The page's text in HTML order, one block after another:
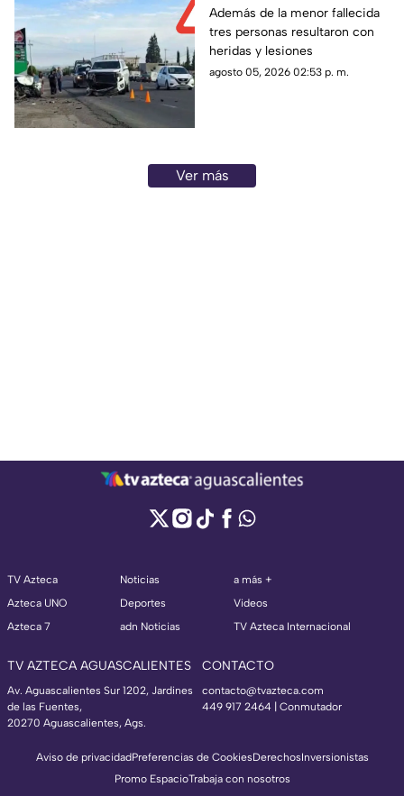
menor sin vida en
Juan Aldama
Además de la menor fallecida
tres personas resultaron con
heridas y lesiones
agosto 05, 2026 02:53 p. m.
Ver más
TV Azteca
Azteca UNO
Azteca 7
Noticias
Deportes
adn Noticias
a más +
Videos
TV Azteca Internacional
TV AZTECA AGUASCALIENTES
Av. Aguascalientes Sur 1202, Jardines
de las Fuentes,
20270 Aguascalientes, Ags.
CONTACTO
contacto@tvazteca.com
449 917 2464 | Conmutador
Aviso de privacidadPreferencias de CookiesDerechosInversionistas
Promo EspacioTrabaja con nosotros